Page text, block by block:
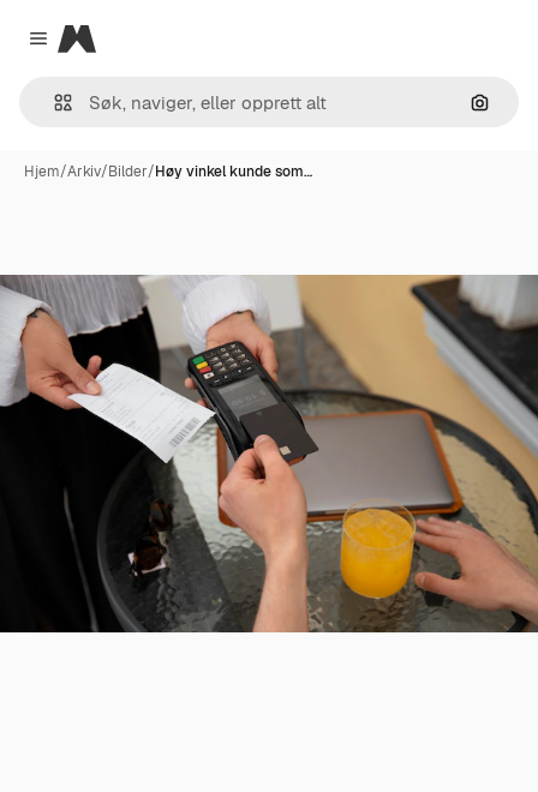
Close menu
Magnific
Søk
Hjem/Arkiv/Bilder/Høy vinkel kunde som…